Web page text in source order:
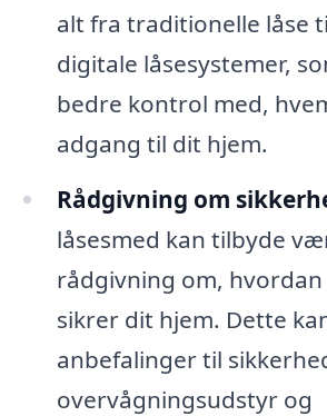
alt fra traditionelle låse
digitale låsesystemer,
bedre kontrol med,
adgang til dit hjem.
Rådgivning om
låsesmed kan tilbyde
rådgivning om,
sikrer dit hjem. Dette
anbefalinger til
overvågningsudstyr og